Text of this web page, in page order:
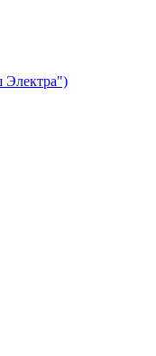
Электра")